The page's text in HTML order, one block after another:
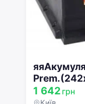
яяАкумулятор 63Ah-
-20% 563
1 642 грн